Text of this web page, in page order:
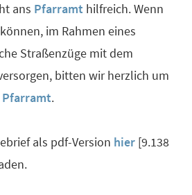
ans Pfarramt hilfreich. Wenn
im Rahmen eines
Straßenzüge mit dem
bitten wir herzlich um
Pfarramt.
als pdf-Version hier [9.138